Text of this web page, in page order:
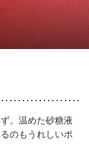
。温めた砂糖液
のもうれしいポ